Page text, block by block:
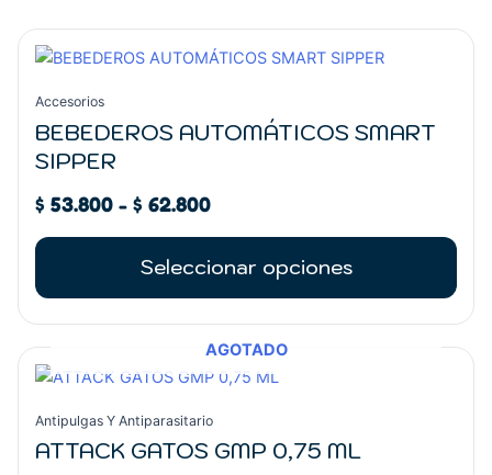
Accesorios
BEBEDEROS AUTOMÁTICOS SMART
SIPPER
$ 53.800 - $ 62.800
de
$ 53.800
Seleccionar opciones
Este
producto
tiene
múltiples
variantes.
Las
opciones
pueden
en
la
de
producto
AGOTADO
Antipulgas Y Antiparasitario
ATTACK GATOS GMP 0,75 ML